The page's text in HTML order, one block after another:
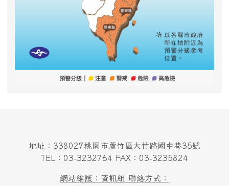
地址：338027桃園市蘆竹區大竹路國中巷35號
TEL：03-3232764 FAX：03-3235824
網站維護：資訊組 聯絡方式：